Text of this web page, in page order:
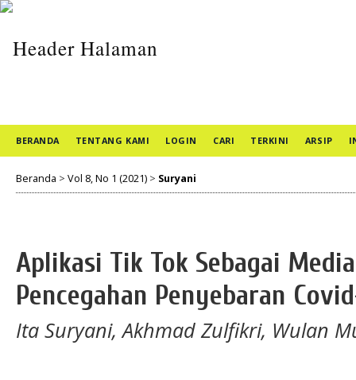
BERANDA TENTANG KAMI LOGIN CARI TERKINI ARSIP
Beranda > Vol 8, No 1 (2021) > Suryani
Aplikasi Tik Tok Sebagai
Pencegahan Penyebaran
Ita Suryani, Akhmad Zulfikri, Wulan